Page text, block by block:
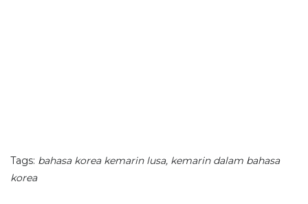
Tags: bahasa korea kemarin lusa, kemarin dalam bahasa
korea